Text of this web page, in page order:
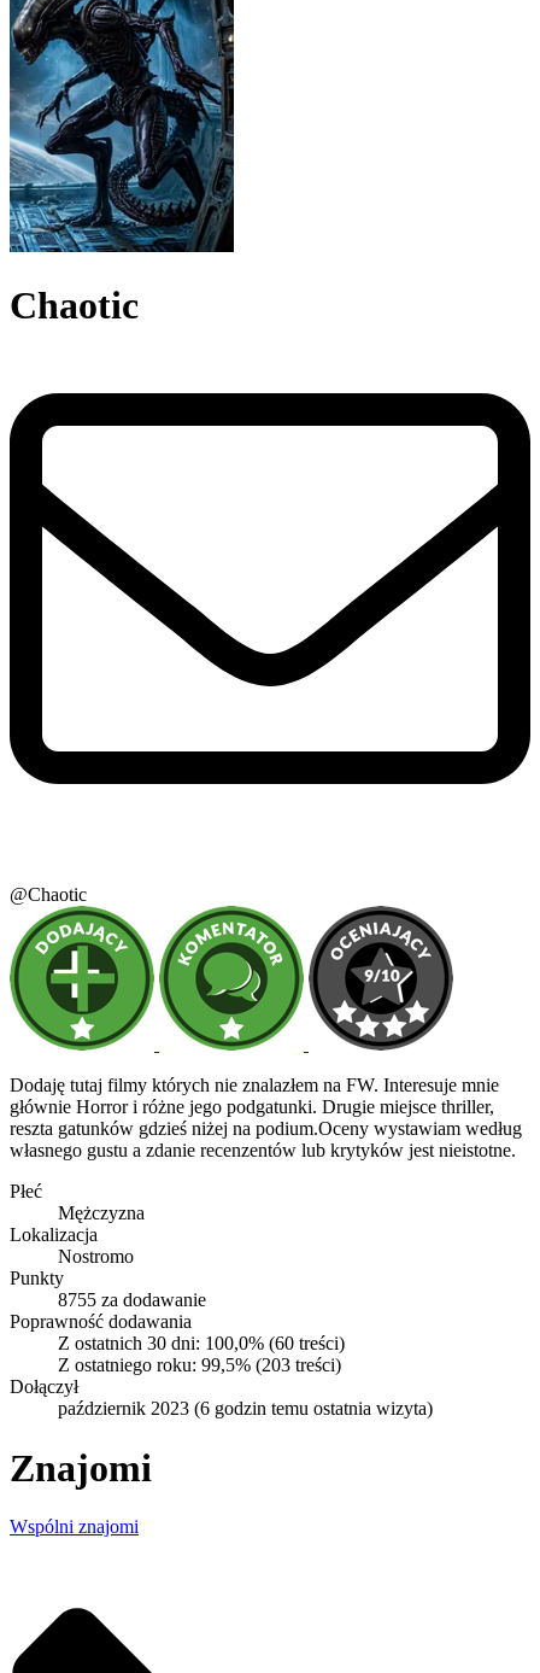
Chaotic
@Chaotic
Dodaję tutaj filmy których nie znalazłem na FW. Interesuje mnie
głównie Horror i różne jego podgatunki. Drugie miejsce thriller,
reszta gatunków gdzieś niżej na podium.Oceny wystawiam według
własnego gustu a zdanie recenzentów lub krytyków jest nieistotne.
Płeć
Mężczyzna
Lokalizacja
Nostromo
Punkty
8755 za dodawanie
Poprawność dodawania
Z ostatnich 30 dni: 100,0% (60 treści)
Z ostatniego roku: 99,5% (203 treści)
Dołączył
październik 2023 (6 godzin temu ostatnia wizyta)
Znajomi
Wspólni znajomi